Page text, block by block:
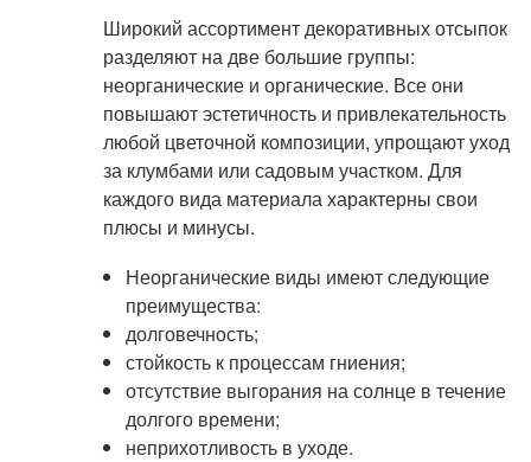
Широкий ассортимент декоративных отсыпок
разделяют на две большие группы:
неорганические и органические. Все они
повышают эстетичность и привлекательность
любой цветочной композиции, упрощают уход
за клумбами или садовым участком. Для
каждого вида материала характерны свои
плюсы и минусы.
Неорганические виды имеют следующие
преимущества:
долговечность;
стойкость к процессам гниения;
отсутствие выгорания на солнце в течение
долгого времени;
неприхотливость в уходе.